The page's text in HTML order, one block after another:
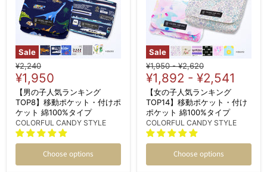
Sale
Original
price
¥2,240
Current
price
¥1,950
【男の子人気ランキング
TOP8】移動ポケット・付けポ
ケット 綿100%タイプ
COLORFUL CANDY STYLE
Choose options
Sale
Original
price
¥1,950 -Original
price
¥2,620
¥1,892 - ¥2,541
【女の子人気ランキング
TOP14】移動ポケット・付け
ポケット 綿100%タイプ
COLORFUL CANDY STYLE
Choose options